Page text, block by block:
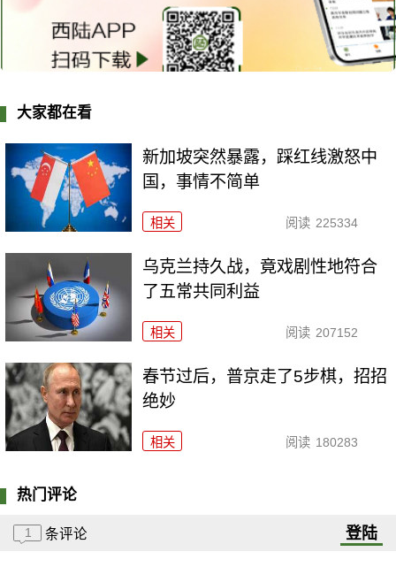
大家都在看
新加坡突然暴露，踩红线激怒中
国，事情不简单
相关 阅读 225334
乌克兰持久战，竟戏剧性地符合
了五常共同利益
相关 阅读 207152
春节过后，普京走了5步棋，招招
绝妙
相关 阅读 180283
热门评论
1 条评论 登陆